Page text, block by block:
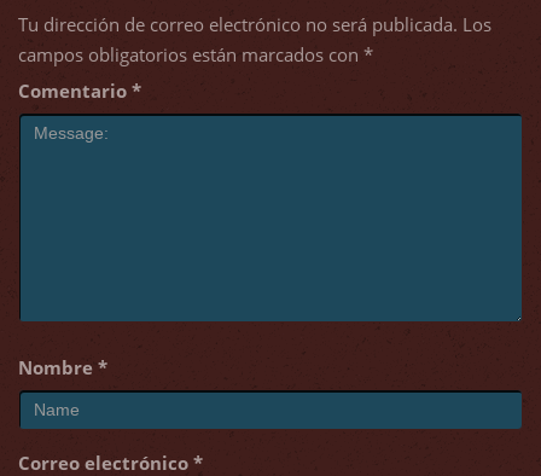
Tu dirección de correo electrónico no será publicada. Los
campos obligatorios están marcados con *
Comentario *
Nombre *
Correo electrónico *